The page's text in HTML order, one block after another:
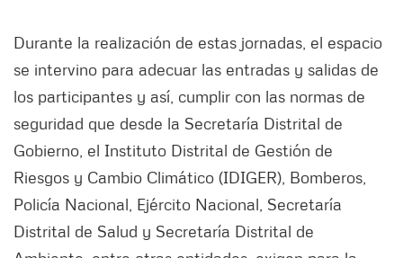
Durante la realización de estas jornadas, el espacio
se intervino para adecuar las entradas y salidas de
los participantes y así, cumplir con las normas de
seguridad que desde la Secretaría Distrital de
Gobierno, el Instituto Distrital de Gestión de
Riesgos y Cambio Climático (IDIGER), Bomberos,
Policía Nacional, Ejército Nacional, Secretaría
Distrital de Salud y Secretaría Distrital de